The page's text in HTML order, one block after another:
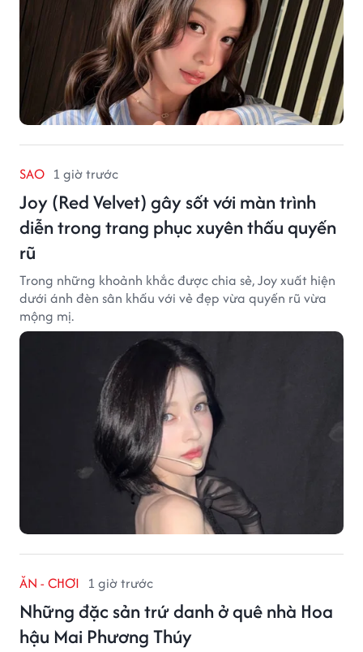
SAO 1 giờ trước
Joy (Red Velvet) gây sốt với màn trình
diễn trong trang phục xuyên thấu quyến
rũ
Trong những khoảnh khắc được chia sẻ, Joy xuất hiện
dưới ánh đèn sân khấu với vẻ đẹp vừa quyến rũ vừa
mộng mị.
ĂN - CHƠI 1 giờ trước
Những đặc sản trứ danh ở quê nhà Hoa
hậu Mai Phương Thúy